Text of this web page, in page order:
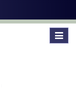
Toggle